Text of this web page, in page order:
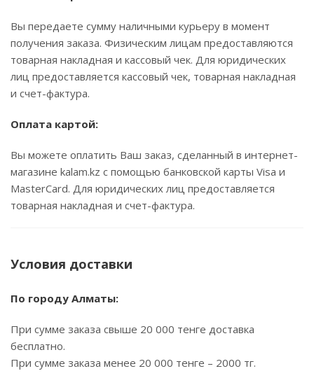
Вы передаете сумму наличными курьеру в момент
получения заказа. Физическим лицам предоставляются
товарная накладная и кассовый чек. Для юридических
лиц предоставляется кассовый чек, товарная накладная
и счет-фактура.
Оплата картой:
Вы можете оплатить Ваш заказ, сделанный в интернет-
магазине kalam.kz с помощью банковской карты Visa и
MasterCard. Для юридических лиц предоставляется
товарная накладная и счет-фактура.
Условия доставки
По городу Алматы:
При сумме заказа свыше 20 000 тенге доставка
бесплатно.
При сумме заказа менее 20 000 тенге – 2000 тг.